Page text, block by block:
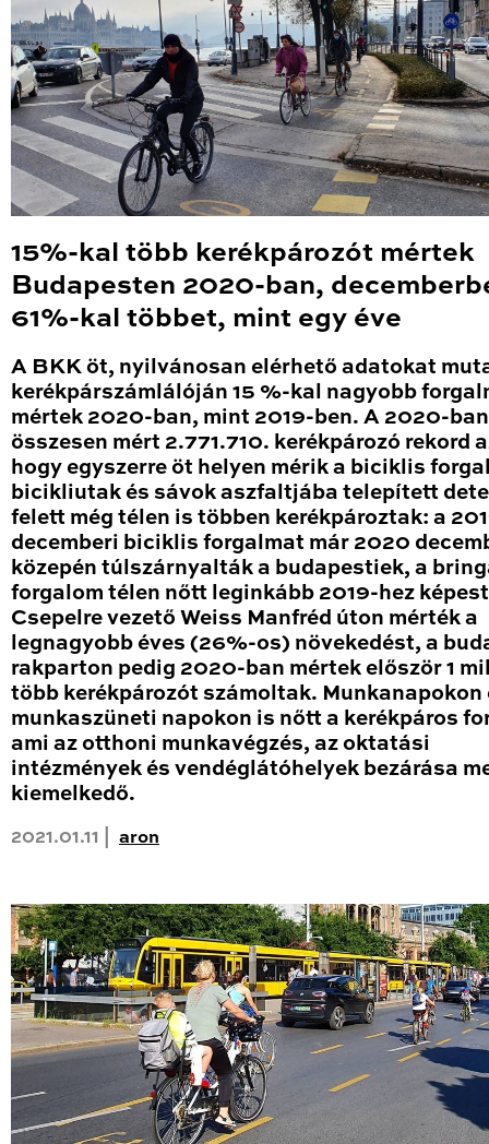
15%-kal több kerékpározót mértek
Budapesten 2020-ban,
61%-kal többet, mint egy éve
A BKK öt, nyilvánosan elérhető adatokat
kerékpárszámlálóján 15 %-kal nagyobb
mértek 2020-ban, mint 2019-ben. A 2020-ban
összesen mért 2.771.710. kerékpározó rekord
hogy egyszerre öt helyen mérik a biciklis
bicikliutak és sávok aszfaltjába telepített
felett még télen is többen kerékpároztak: a
decemberi biciklis forgalmat már 2020
közepén túlszárnyalták a budapestiek, a
forgalom télen nőtt leginkább 2019-hez
Csepelre vezető Weiss Manfréd úton mérték a
legnagyobb éves (26%-os) növekedést, a
rakparton pedig 2020-ban mértek először 1
több kerékpározót számoltak. Munkanapokon
munkaszüneti napokon is nőtt a kerékpáros
ami az otthoni munkavégzés, az oktatási
intézmények és vendéglátóhelyek bezárása
kiemelkedő.
2021.01.11 | aron